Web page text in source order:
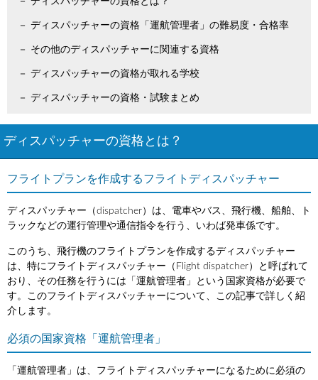
ディスパッチャーの資格「運航管理者」の難易度・合格率
その他のディスパッチャーに関連する資格
ディスパッチャーの資格が取れる学校
ディスパッチャーの資格・試験まとめ
ディスパッチャーの資格とは？
フライトプランを作成するフライトディスパッチャー
ディスパッチャー（dispatcher）は、電車やバス、飛行機、船舶、ト
ラックなどの運行管理や通信指令を行う、いわば発車係です。
このうち、飛行機のフライトプランを作成するディスパッチャー
は、特にフライトディスパッチャー（Flight dispatcher）と呼ばれて
おり、その任務を行うには「運航管理者」という国家資格が必要で
す。このフライトディスパッチャーについて、この記事で詳しく紹
介します。
必須の国家資格「運航管理者」
「運航管理者」は、フライトディスパッチャーになるために必須の